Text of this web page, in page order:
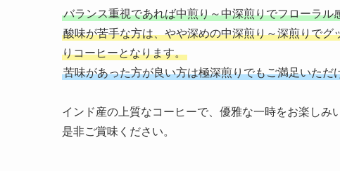
バランス重視であれば中煎り～中深煎りでフローラル
酸味が苦手な方は、やや深めの中深煎り～深煎りで
りコーヒーとなります。
苦味があった方が良い方は極深煎りでもご満足いただ
インド産の上質なコーヒーで、優雅な一時をお楽しみ
是非ご賞味ください。